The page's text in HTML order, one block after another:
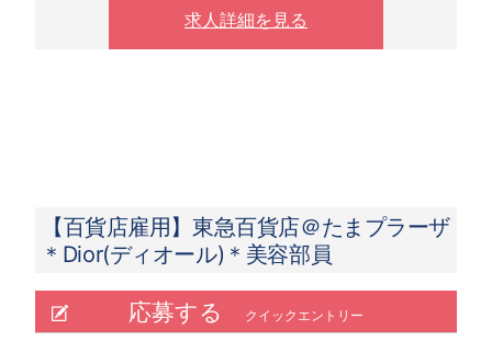
※ 夜10時以降は1.25倍
求人詳細を見る
【百貨店雇用】東急百貨店＠たまプラーザ
＊Dior(ディオール)＊美容部員
応募する クイックエントリー